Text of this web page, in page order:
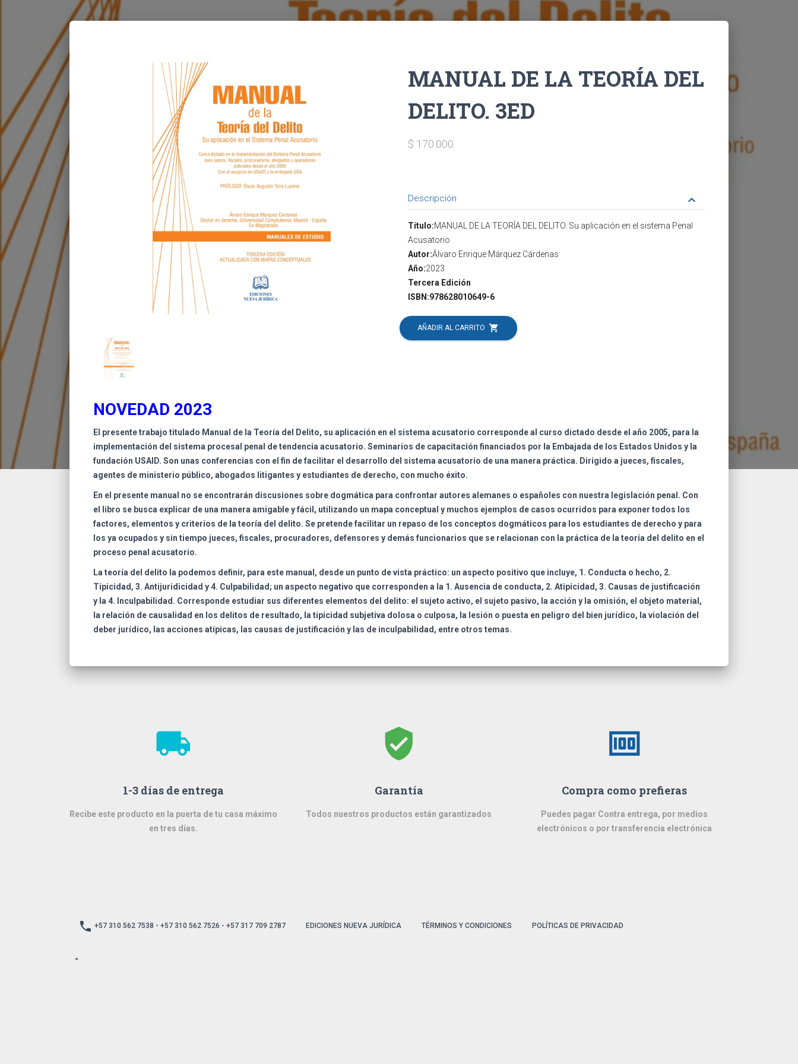
MANUAL DE LA TEORÍA DEL
DELITO. 3ED
$ 170.000
Descripción keyboard_arrow_down
Título:MANUAL DE LA TEORÍA DEL DELITO. Su aplicación en el sistema Penal
Acusatorio
Autor:Álvaro Enrique Márquez Cárdenas
Año:2023
Tercera Edición
ISBN:978628010649-6
AÑADIR AL CARRITO shopping_cart
NOVEDAD 2023
El presente trabajo titulado Manual de la Teoría del Delito, su aplicación en el sistema acusatorio corresponde al curso dictado desde el año 2005, para la
implementación del sistema procesal penal de tendencia acusatorio. Seminarios de capacitación financiados por la Embajada de los Estados Unidos y la
fundación USAID. Son unas conferencias con el fin de facilitar el desarrollo del sistema acusatorio de una manera práctica. Dirigido a jueces, fiscales,
agentes de ministerio público, abogados litigantes y estudiantes de derecho, con mucho éxito.
En el presente manual no se encontrarán discusiones sobre dogmática para confrontar autores alemanes o españoles con nuestra legislación penal. Con
el libro se busca explicar de una manera amigable y fácil, utilizando un mapa conceptual y muchos ejemplos de casos ocurridos para exponer todos los
factores, elementos y criterios de la teoría del delito. Se pretende facilitar un repaso de los conceptos dogmáticos para los estudiantes de derecho y para
los ya ocupados y sin tiempo jueces, fiscales, procuradores, defensores y demás funcionarios que se relacionan con la práctica de la teoría del delito en el
proceso penal acusatorio.
La teoría del delito la podemos definir, para este manual, desde un punto de vista práctico: un aspecto positivo que incluye, 1. Conducta o hecho, 2.
Tipicidad, 3. Antijuridicidad y 4. Culpabilidad; un aspecto negativo que corresponden a la 1. Ausencia de conducta, 2. Atipicidad, 3. Causas de justificación
y la 4. Inculpabilidad. Corresponde estudiar sus diferentes elementos del delito: el sujeto activo, el sujeto pasivo, la acción y la omisión, el objeto material,
la relación de causalidad en los delitos de resultado, la tipicidad subjetiva dolosa o culposa, la lesión o puesta en peligro del bien jurídico, la violación del
deber jurídico, las acciones atípicas, las causas de justificación y las de inculpabilidad, entre otros temas.
local_shipping
1-3 días de entrega
Recibe este producto en la puerta de tu casa máximo
en tres días.
verified_user
Garantía
Todos nuestros productos están garantizados
money
Compra como prefieras
Puedes pagar Contra entrega, por medios
electrónicos o por transferencia electrónica
local_phone +57 310 562 7538 - +57 310 562 7526 - +57 317 709 2787
location_city
EDICIONES NUEVA JURÍDICA TÉRMINOS Y CONDICIONES POLÍTICAS DE PRIVACIDAD